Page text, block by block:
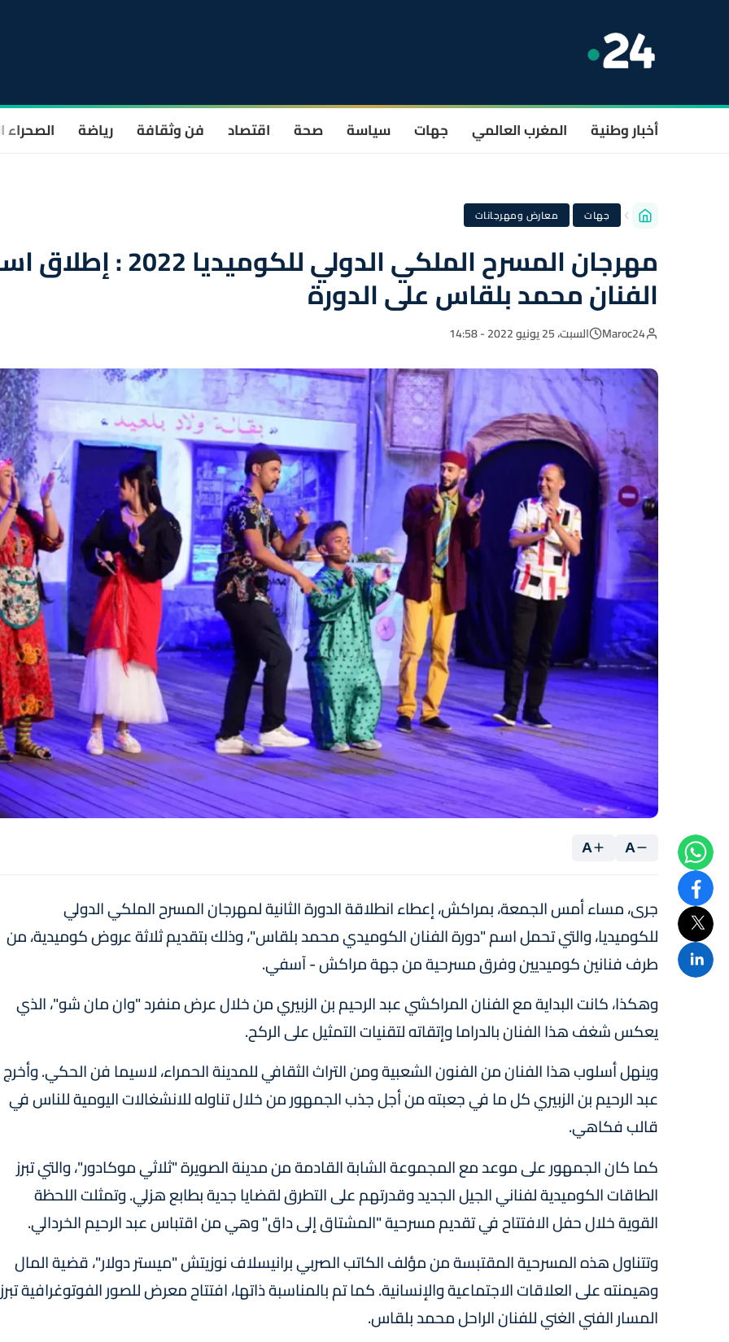
أخبار وطنية المغرب العالمي جهات سياسة صحة اقتصاد فن وثقافة رياضة الصحراء
جهات · معارض ومهرجانات
مهرجان المسرح الملكي الدولي للكوميديا 2022
الفنان محمد بلقاس على الدورة
Maroc24 السبت، 25 يونيو 2022 - 14:58
A
A
جرى، مساء أمس الجمعة، بمراكش، إعطاء انطلاقة الدورة الثانية لمهرجان المسرح الملكي الدولي
للكوميديا، والتي تحمل اسم "دورة الفنان الكوميدي محمد بلقاس"، وذلك بتقديم ثلاثة عروض كوميدية، من
طرف فنانين كوميديين وفرق مسرحية من جهة مراكش - آسفي.
وهكذا، كانت البداية مع الفنان المراكشي عبد الرحيم بن الزبيري من خلال عرض منفرد "وان مان شو"، الذي
يعكس شغف هذا الفنان بالدراما وإتقاته لتقنيات التمثيل على الركح.
وينهل أسلوب هذا الفنان من الفنون الشعبية ومن التراث الثقافي للمدينة الحمراء، لاسيما فن الحكي. وأخرج
عبد الرحيم بن الزبيري كل ما في جعبته من أجل جذب الجمهور من خلال تناوله للانشغالات اليومية للناس في
قالب فكاهي.
كما كان الجمهور على موعد مع المجموعة الشابة القادمة من مدينة الصويرة "ثلاثي موكادور"، والتي تبرز
الطاقات الكوميدية لفناني الجيل الجديد وقدرتهم على التطرق لقضايا جدية بطابع هزلي. وتمثلت اللحظة
القوية خلال حفل الافتتاح في تقديم مسرحية "المشتاق إلى داق" وهي من اقتباس عبد الرحيم الخردالي.
وتتناول هذه المسرحية المقتبسة من مؤلف الكاتب الصربي برانيسلاف نوزيتش "ميستر دولار"، قضية المال
وهيمنته على العلاقات الاجتماعية والإنسانية. كما تم بالمناسبة ذاتها، افتتاح معرض للصور الفوتوغرافية تبرز
المسار الفني الغني للفنان الراحل محمد بلقاس.